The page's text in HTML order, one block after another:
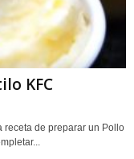
KFC
receta de preparar un Pollo